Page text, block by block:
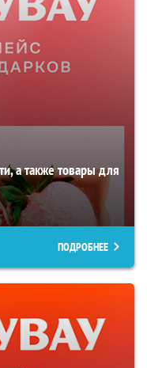
а также товары для
ПОДРОБНЕЕ